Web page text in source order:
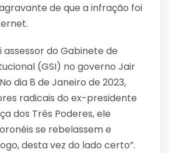
de que a infração foi
assessor do Gabinete de
(GSI) no governo Jair
dia 8 de Janeiro de 2023,
radicais do ex-presidente
dos Três Poderes, ele
se rebelassem e
desta vez do lado certo”.